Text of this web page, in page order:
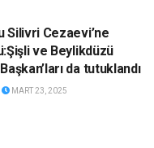
Silivri Cezaevi’ne
ve Beylikdüzü
da tutuklandı
MART 23, 2025